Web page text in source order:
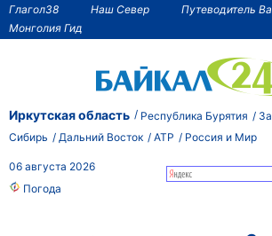
Глагол38 Наш Север
Путеводитель
Монголия Гид
Иркутская область Республика Бурятия
Сибирь
Дальний Восток АТР Россия и Мир
06 августа 2026
Погода